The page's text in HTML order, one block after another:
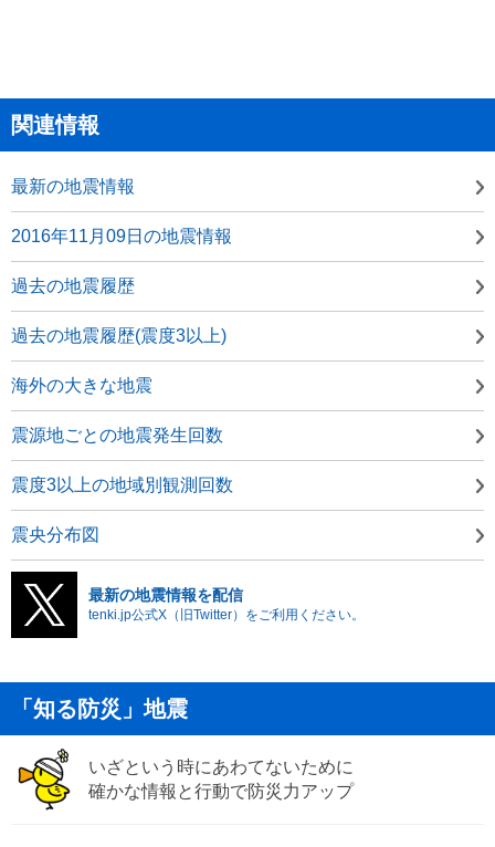
関連情報
最新の地震情報
2016年11月09日の地震情報
過去の地震履歴
過去の地震履歴(震度3以上)
海外の大きな地震
震源地ごとの地震発生回数
震度3以上の地域別観測回数
震央分布図
最新の地震情報を配信
tenki.jp公式X（旧Twitter）をご利用ください。
「知る防災」地震
いざという時にあわてないために
確かな情報と行動で防災力アップ